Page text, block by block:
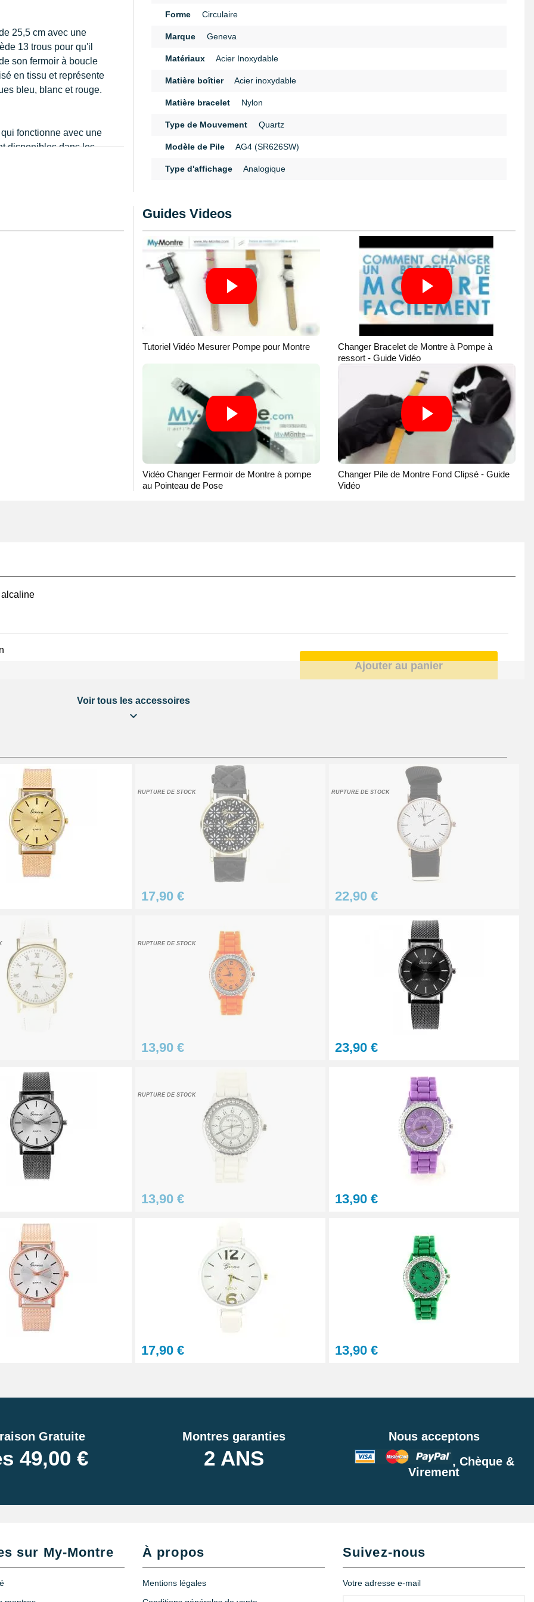
25,5 cm avec une
13 trous pour qu'il
son fermoir à boucle
en tissu et représente
bleu, blanc et rouge.
fonctionne avec une
disponibles dans les
montre afin de
nécessaire. Ce bracelet
une longueur de
un
raffiné.
les
idéale pour
Forme Circulaire
Marque Geneva
Matériaux Acier Inoxydable
Matière boîtier Acier inoxydable
Matière bracelet Nylon
Type de Mouvement Quartz
Modèle de Pile AG4 (SR626SW)
Type d'affichage Analogique
Guides Videos
Tutoriel Vidéo Mesurer Pompe pour Montre
Changer Bracelet de Montre à Pompe à
ressort - Guide Vidéo
Vidéo Changer Fermoir de Montre à pompe
au Pointeau de Pose
Changer Pile de Montre Fond Clipsé - Guide
Vidéo
alcaline
Ajouter au panier
Ajouter au panier
mm pas chère
Ajouter au panier
22mm - 2 unités pas chères
Ajouter au panier
Ajouter au panier
Ajouter au panier
pas chère
bracelet montre
Ajouter au panier
bracelet montre
Ajouter au panier
Ajouter au panier
Voir tous les accessoires
RUPTURE DE STOCK
17,90 €
RUPTURE DE STOCK
22,90 €
RUPTURE DE STOCK
13,90 € 23,90 €
RUPTURE DE STOCK
13,90 € 13,90 €
17,90 € 13,90 €
Gratuite
49,00 €
Montres garanties
2 ANS
Nous acceptons
, Chèque &
Virement
sur My-Montre À propos
Mentions légales
Suivez-nous
Votre adresse e-mail